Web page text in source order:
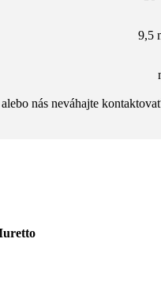
9,5
nás neváhajte